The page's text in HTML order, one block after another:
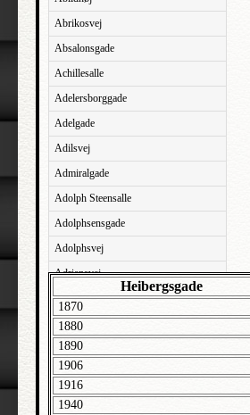
Abrikosvej
Absalonsgade
Achillesalle
Adelersborggade
Adelgade
Adilsvej
Admiralgade
Adolph Steensalle
Adolphsensgade
Adolphsvej
Adriansvej
Aftenbakken
Agavevej
Agerlandsvej
Agermosen
Agerskovvej
Heibergsgade
1870
1880
1890
1906
1916
1940